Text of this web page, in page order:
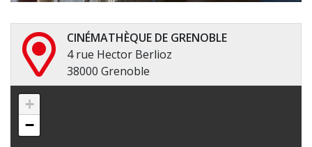
CINÉMATHÈQUE DE GRENOBLE
4 rue Hector Berlioz
38000 Grenoble
+
−